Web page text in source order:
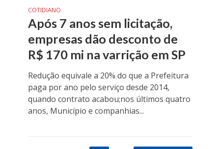
COTIDIANO
Após 7 anos sem licitação,
empresas dão desconto de
R$ 170 mi na varrição em SP
Redução equivale a 20% do que a Prefeitura
paga por ano pelo serviço desde 2014,
quando contrato acabou;nos últimos quatro
anos, Município e companhias...